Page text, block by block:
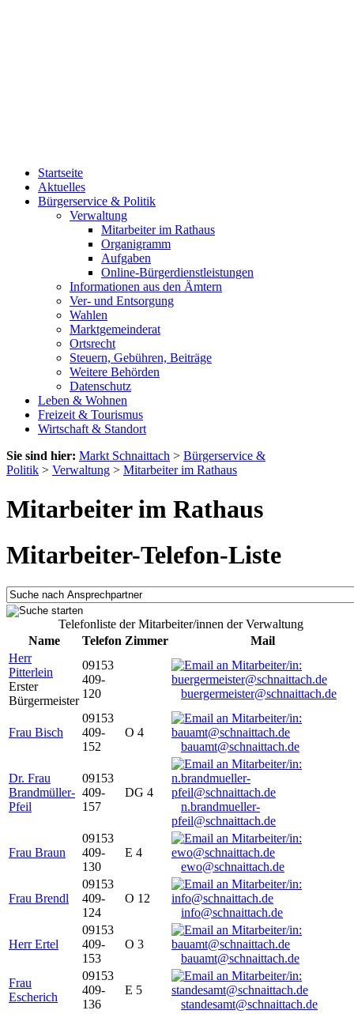
Startseite
Aktuelles
Bürgerservice & Politik
Verwaltung
Mitarbeiter im Rathaus
Organigramm
Aufgaben
Online-Bürgerdienstleistungen
Informationen aus den Ämtern
Ver- und Entsorgung
Wahlen
Marktgemeinderat
Ortsrecht
Steuern, Gebühren, Beiträge
Weitere Behörden
Datenschutz
Leben & Wohnen
Freizeit & Tourismus
Wirtschaft & Standort
Sie sind hier: Markt Schnaittach > Bürgerservice &
Politik > Verwaltung > Mitarbeiter im Rathaus
Mitarbeiter im Rathaus
Mitarbeiter-Telefon-Liste
Telefonliste der Mitarbeiter/innen der Verwaltung
Name
Telefon Zimmer
Mail
Herr
Pitterlein
Erster
Bürgermeister
09153
409-
120
buergermeister@schnaittach.de
Frau Bisch
09153
409-
152
O 4
bauamt@schnaittach.de
Dr. Frau
Brandmüller-
Pfeil
09153
409-
157
DG 4
n.brandmueller-
pfeil@schnaittach.de
Frau Braun
09153
409-
130
E 4
ewo@schnaittach.de
Frau Brendl
09153
409-
124
O 12
info@schnaittach.de
Herr Ertel
09153
409-
153
O 3
bauamt@schnaittach.de
Frau
Escherich
09153
409-
136
E 5
standesamt@schnaittach.de